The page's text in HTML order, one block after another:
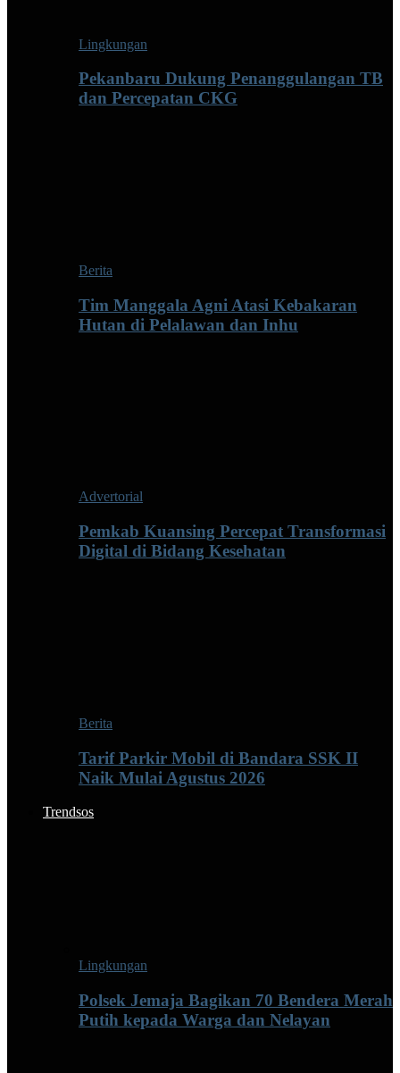
Lingkungan
Pekanbaru Dukung Penanggulangan TB
dan Percepatan CKG
Berita
Tim Manggala Agni Atasi Kebakaran
Hutan di Pelalawan dan Inhu
Advertorial
Pemkab Kuansing Percepat Transformasi
Digital di Bidang Kesehatan
Berita
Tarif Parkir Mobil di Bandara SSK II
Naik Mulai Agustus 2026
Trendsos
Lingkungan
Polsek Jemaja Bagikan 70 Bendera Merah
Putih kepada Warga dan Nelayan